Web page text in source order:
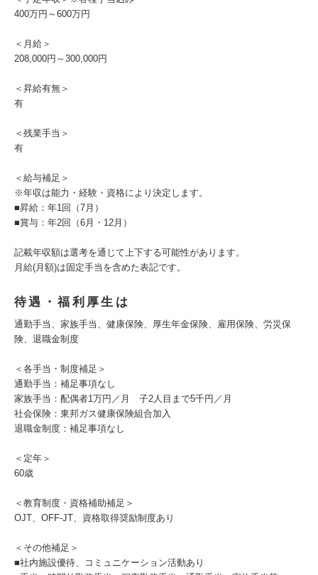
400万円～600万円
＜月給＞
208,000円～300,000円
＜昇給有無＞
有
＜残業手当＞
有
＜給与補足＞
※年収は能力・経験・資格により決定します。
■昇給：年1回（7月）
■賞与：年2回（6月・12月）
記載年収額は選考を通じて上下する可能性があります。
月給(月額)は固定手当を含めた表記です。
待遇・福利厚生は
通勤手当、家族手当、健康保険、厚生年金保険、雇用保険、労災保
険、退職金制度
＜各手当・制度補足＞
通勤手当：補足事項なし
家族手当：配偶者1万円／月 子2人目まで5千円／月
社会保険：東邦ガス健康保険組合加入
退職金制度：補足事項なし
＜定年＞
60歳
＜教育制度・資格補助補足＞
OJT、OFF-JT、資格取得奨励制度あり
＜その他補足＞
■社内施設優待、コミュニケーション活動あり